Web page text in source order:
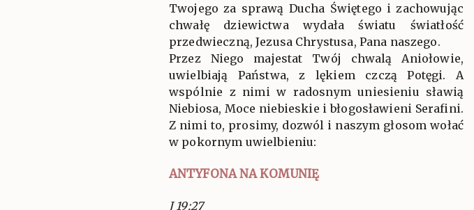
Twojego za sprawą Ducha Świętego i zachowując
chwałę dziewictwa wydała światu światłość
przedwieczną, Jezusa Chrystusa, Pana naszego.
Przez Niego majestat Twój chwalą Aniołowie,
uwielbiają Państwa, z lękiem czczą Potęgi. A
wspólnie z nimi w radosnym uniesieniu sławią
Niebiosa, Moce niebieskie i błogosławieni Serafini.
Z nimi to, prosimy, dozwól i naszym głosom wołać
w pokornym uwielbieniu:
ANTYFONA NA KOMUNIĘ
J 19:27